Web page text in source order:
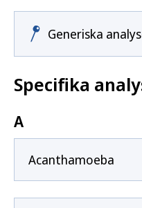
Generiska
Specifika
A
Acanthamoeba